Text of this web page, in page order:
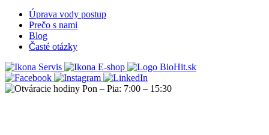
Úprava vody postup
Prečo s nami
Blog
Časté otázky
Servis
E-shop
Pon – Pia: 7:00 – 15:30